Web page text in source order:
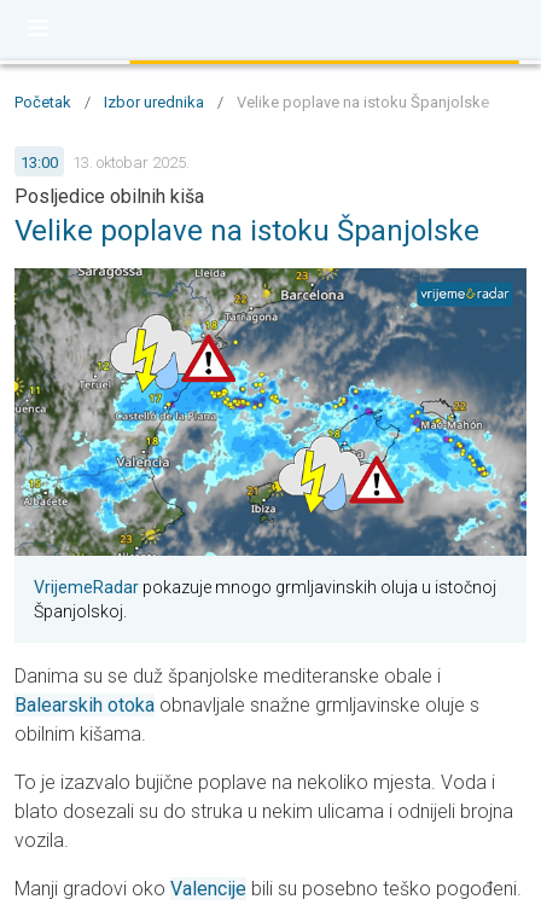
Početak / Izbor urednika / Velike poplave na istoku Španjolske
13:00 13. oktobar 2025.
Posljedice obilnih kiša
Velike poplave na istoku Španjolske
VrijemeRadar pokazuje mnogo grmljavinskih oluja u istočnoj
Španjolskoj.
Danima su se duž španjolske mediteranske obale i
Balearskih otoka obnavljale snažne grmljavinske oluje s
obilnim kišama.
To je izazvalo bujične poplave na nekoliko mjesta. Voda i
blato dosezali su do struka u nekim ulicama i odnijeli brojna
vozila.
Manji gradovi oko Valencije bili su posebno teško pogođeni.